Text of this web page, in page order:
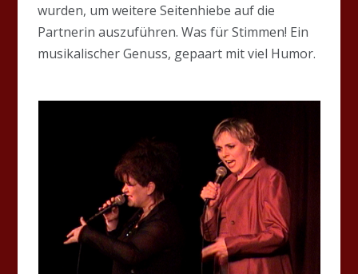
wurden, um weitere Seitenhiebe auf die
Partnerin auszuführen. Was für Stimmen! Ein
musikalischer Genuss, gepaart mit viel Humor.